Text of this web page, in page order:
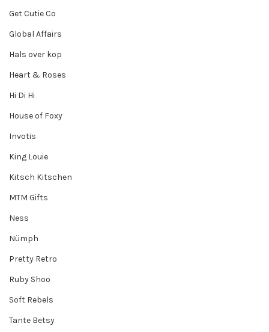
Get Cutie Co
Global Affairs
Hals over kop
Heart & Roses
Hi Di Hi
House of Foxy
Invotis
King Louie
Kitsch Kitschen
MTM Gifts
Ness
Nümph
Pretty Retro
Ruby Shoo
Soft Rebels
Tante Betsy